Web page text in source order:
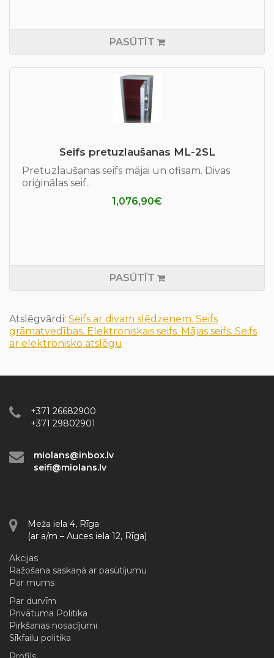
PASŪTĪT
Seifs pretuzlaušanas ML-2SL
Pretuzlaušanas seifs mājai un ofisam. Divas
oriģinālas seif..
1,076,90€
PASŪTĪT
Atslēgvārdi: Seifs ar divam slēdzenem. Seifs
grāmatvedības. Elektroniskais seifs. Mājas seifs. Seifs
ar elektronisko atslēgu
+371 26682900
+371 29802901
miolans@inbox.lv
seifi@miolans.lv
Meža iela 4, Rīga
(ar a/m – Auces iela 12, Rīga)
Akcijas
Ražošana saskaņā ar pasūtījumu
Par mums
Par durvīm
Privātuma Politika
Pirkšanas nosacījumi
Sīkfailu politika